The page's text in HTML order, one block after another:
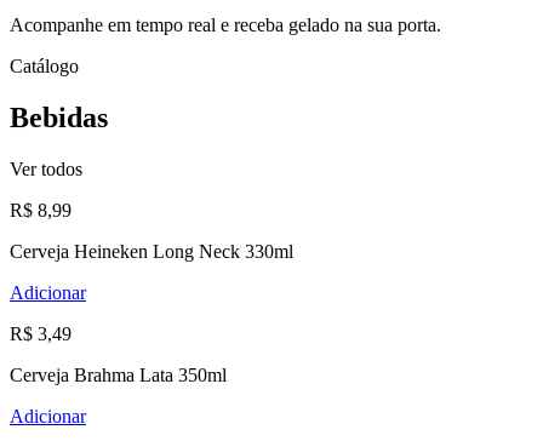
Acompanhe em tempo real e receba gelado na sua porta.
Catálogo
Bebidas
Ver todos
R$ 8,99
Cerveja Heineken Long Neck 330ml
Adicionar
R$ 3,49
Cerveja Brahma Lata 350ml
Adicionar